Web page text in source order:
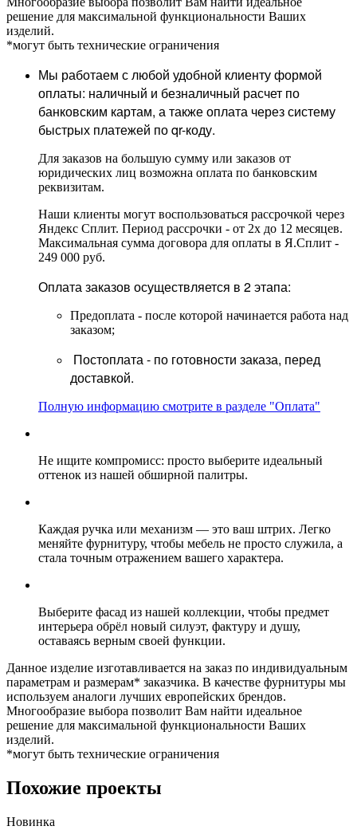
решение для максимальной функциональности Ваших
изделий.
*могут быть технические ограничения
Мы работаем с любой удобной клиенту формой
оплаты: наличный и безналичный расчет по
банковским картам, а также оплата через систему
быстрых платежей по qr-коду.
Для заказов на большую сумму или заказов от
юридических лиц возможна оплата по банковским
реквизитам.
Наши клиенты могут воспользоваться рассрочкой через
Яндекс Сплит. Период рассрочки - от 2х до 12 месяцев.
Максимальная сумма договора для оплаты в Я.Сплит -
249 000 руб.
Оплата заказов осуществляется в 2 этапа:
Предоплата - после которой начинается работа над
заказом;
Постоплата - по готовности заказа, перед
доставкой.
Полную информацию смотрите в разделе "Оплата"
Не ищите компромисс: просто выберите идеальный
оттенок из нашей обширной палитры.
Каждая ручка или механизм — это ваш штрих. Легко
меняйте фурнитуру, чтобы мебель не просто служила, а
стала точным отражением вашего характера.
Выберите фасад из нашей коллекции, чтобы предмет
интерьера обрёл новый силуэт, фактуру и душу,
оставаясь верным своей функции.
Данное изделие изготавливается на заказ по индивидуальным
параметрам и размерам* заказчика. В качестве фурнитуры мы
используем аналоги лучших европейских брендов.
Многообразие выбора позволит Вам найти идеальное
решение для максимальной функциональности Ваших
изделий.
*могут быть технические ограничения
Похожие проекты
Новинка